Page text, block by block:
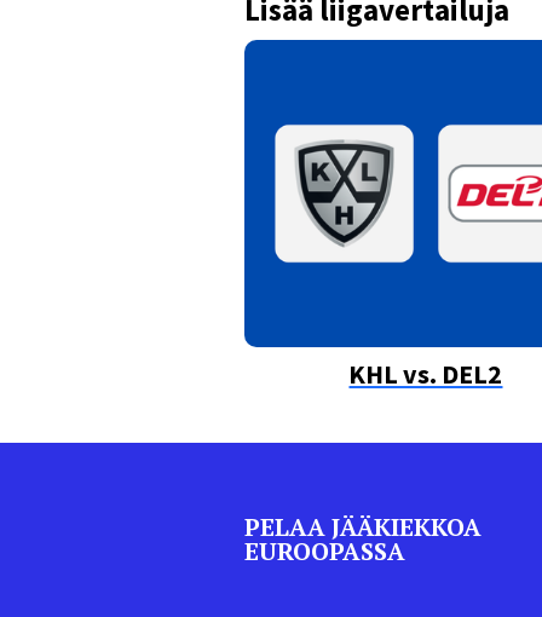
Lisää liigavertailuja
KHL vs. DEL2
PELAA JÄÄKIEKKOA
EUROOPASSA